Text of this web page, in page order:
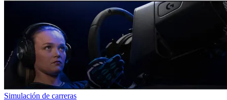
Simulación de carreras